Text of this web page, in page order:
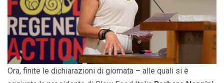
Ora, finite le dichiarazioni di giornata – alle quali si è